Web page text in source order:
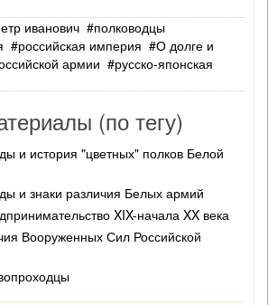
иванович
полководцы
российская империя
О долге и
армии
русско‐японская
(по тегу)
и история "цветных" полков Белой
и знаки различия Белых армий
XIX-начала XX века
Вооруженных Сил Российской